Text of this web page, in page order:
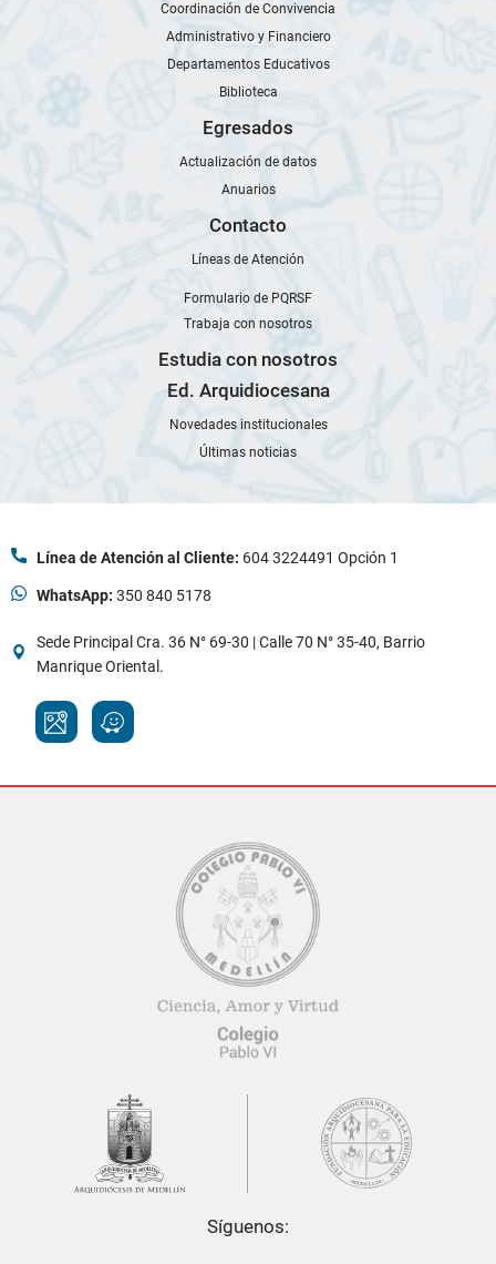
Coordinación de Convivencia
Administrativo y Financiero
Departamentos Educativos
Biblioteca
Egresados
Actualización de datos
Anuarios
Contacto
Líneas de Atención
Formulario de PQRSF
Trabaja con nosotros
Estudia con nosotros
Ed. Arquidiocesana
Novedades institucionales
Últimas noticias
Línea de Atención al Cliente: 604 3224491 Opción 1
WhatsApp: 350 840 5178
Sede Principal Cra. 36 N° 69-30 | Calle 70 N° 35-40, Barrio
Manrique Oriental.
Síguenos: